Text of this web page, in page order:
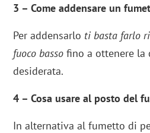
3 – Come addensare un
Per addensarlo ti basta farlo
fuoco basso fino a ottenere la
desiderata.
4 – Cosa usare al posto del
In alternativa al fumetto di